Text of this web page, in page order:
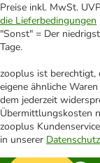
Preise inkl. MwSt.
die Lieferbedingungen
"Sonst" = Der
Tage.
zooplus ist
eigene ähnliche
dem jederzeit
Übermittlungskosten
zooplus
in unserer